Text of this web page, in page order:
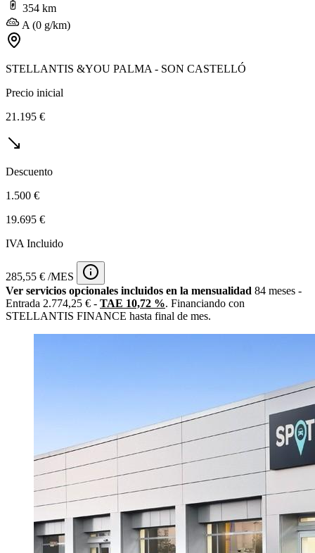
354 km
A (0 g/km)
STELLANTIS &YOU PALMA - SON CASTELLÓ
Precio inicial
21.195 €
Descuento
1.500 €
19.695 €
IVA Incluido
285,55 € /MES
Ver servicios opcionales incluidos en la mensualidad 84 meses -
Entrada 2.774,25 € - TAE 10,72 %. Financiando con
STELLANTIS FINANCE hasta final de mes.